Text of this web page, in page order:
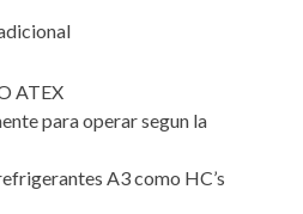
ATEX
para operar segun la
A3 como HC’s